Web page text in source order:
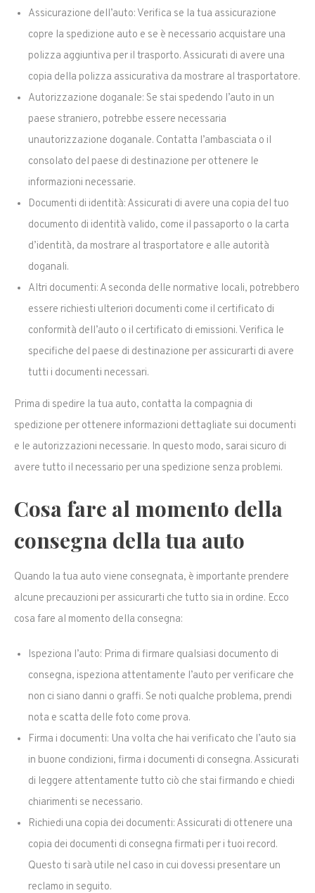
Assicurazione dell’auto: Verifica se la tua assicurazione
copre la spedizione auto e se è necessario acquistare una
polizza aggiuntiva per il trasporto. Assicurati di avere una
copia della polizza assicurativa da mostrare al trasportatore.
Autorizzazione doganale: Se stai spedendo l’auto in un
paese straniero, potrebbe essere necessaria
unautorizzazione doganale. Contatta l’ambasciata o il
consolato del paese di destinazione per ottenere le
informazioni necessarie.
Documenti di identità: Assicurati di avere una copia del tuo
documento di identità valido, come il passaporto o la carta
d’identità, da mostrare al trasportatore e alle autorità
doganali.
Altri documenti: A seconda delle normative locali, potrebbero
essere richiesti ulteriori documenti come il certificato di
conformità dell’auto o il certificato di emissioni. Verifica le
specifiche del paese di destinazione per assicurarti di avere
tutti i documenti necessari.
Prima di spedire la tua auto, contatta la compagnia di
spedizione per ottenere informazioni dettagliate sui documenti
e le autorizzazioni necessarie. In questo modo, sarai sicuro di
avere tutto il necessario per una spedizione senza problemi.
Cosa fare al momento della
consegna della tua auto
Quando la tua auto viene consegnata, è importante prendere
alcune precauzioni per assicurarti che tutto sia in ordine. Ecco
cosa fare al momento della consegna:
Ispeziona l’auto: Prima di firmare qualsiasi documento di
consegna, ispeziona attentamente l’auto per verificare che
non ci siano danni o graffi. Se noti qualche problema, prendi
nota e scatta delle foto come prova.
Firma i documenti: Una volta che hai verificato che l’auto sia
in buone condizioni, firma i documenti di consegna. Assicurati
di leggere attentamente tutto ciò che stai firmando e chiedi
chiarimenti se necessario.
Richiedi una copia dei documenti: Assicurati di ottenere una
copia dei documenti di consegna firmati per i tuoi record.
Questo ti sarà utile nel caso in cui dovessi presentare un
reclamo in seguito.